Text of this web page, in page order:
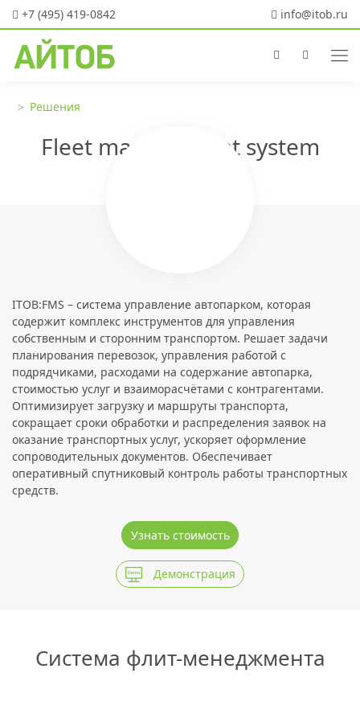
+7 (495) 419-0842 info@itob.ru
Решения
Fleet management system
ITOB:FMS – система управление автопарком, которая
содержит комплекс инструментов для управления
собственным и сторонним транспортом. Решает задачи
планирования перевозок, управления работой с
подрядчиками, расходами на содержание автопарка,
стоимостью услуг и взаиморасчётами с контрагентами.
Оптимизирует загрузку и маршруты транспорта,
сокращает сроки обработки и распределения заявок на
оказание транспортных услуг, ускоряет оформление
сопроводительных документов. Обеспечивает
оперативный спутниковый контроль работы транспортных
средств.
Узнать стоимость
Демонстрация
Система флит-менеджмента